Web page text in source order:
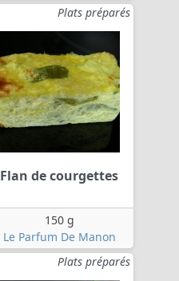
Plats préparés
Flan de courgettes
150 g
Le Parfum De Manon
Plats préparés